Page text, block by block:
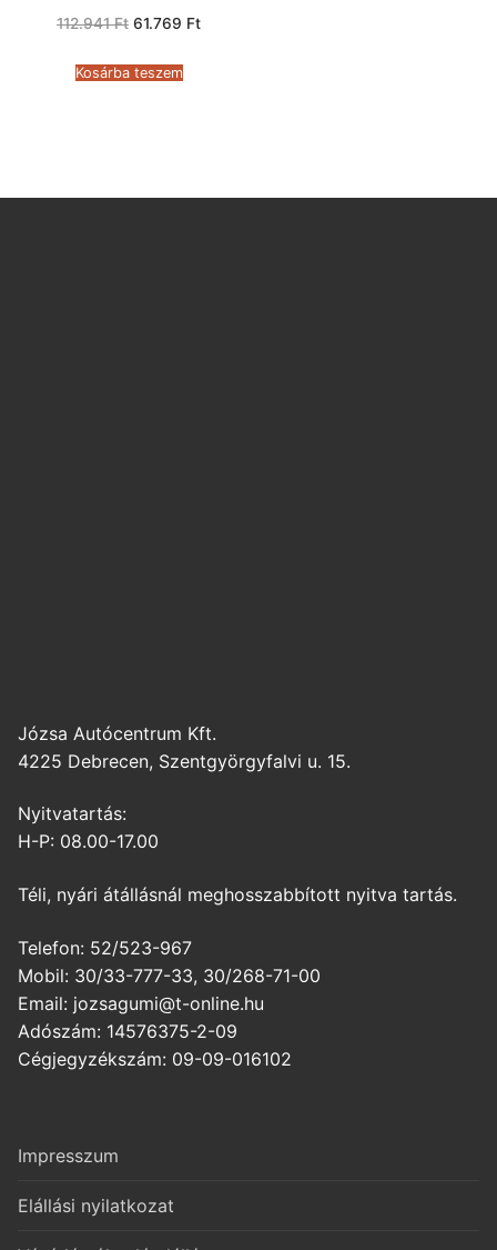
112.941Ft Original
112.941 Ft.
61.769 FtCurrent
Kosárba teszem
Józsa Autócentrum Kft.
4225 Debrecen, Szentgyörgyfalvi u. 15.
Nyitvatartás:
H-P: 08.00-17.00
Téli, nyári átállásnál meghosszabbított nyitva tartás.
Telefon: 52/523-967
Mobil: 30/33-777-33, 30/268-71-00
Email: jozsagumi@t-online.hu
Adószám: 14576375-2-09
Cégjegyzékszám: 09-09-016102
Impresszum
Elállási nyilatkozat